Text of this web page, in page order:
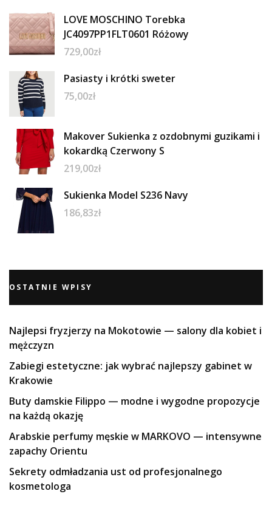
LOVE MOSCHINO Torebka
JC4097PP1FLT0601 Różowy
729,00zł
Pasiasty i krótki sweter
75,00zł
Makover Sukienka z ozdobnymi guzikami i
kokardką Czerwony S
219,00zł
Sukienka Model S236 Navy
186,83zł
OSTATNIE WPISY
Najlepsi fryzjerzy na Mokotowie — salony dla kobiet i
mężczyzn
Zabiegi estetyczne: jak wybrać najlepszy gabinet w
Krakowie
Buty damskie Filippo — modne i wygodne propozycje
na każdą okazję
Arabskie perfumy męskie w MARKOVO — intensywne
zapachy Orientu
Sekrety odmładzania ust od profesjonalnego
kosmetologa